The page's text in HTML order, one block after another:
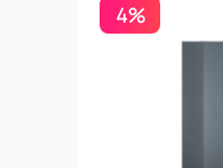
4%